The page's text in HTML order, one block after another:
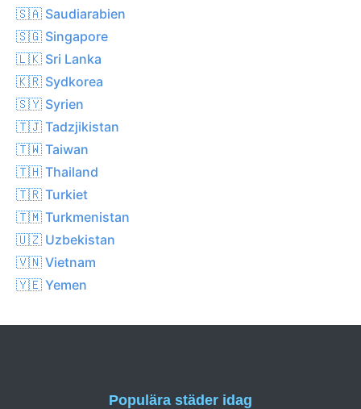
🇸🇦 Saudiarabien
🇸🇬 Singapore
🇱🇰 Sri Lanka
🇰🇷 Sydkorea
🇸🇾 Syrien
🇹🇯 Tadzjikistan
🇹🇼 Taiwan
🇹🇭 Thailand
🇹🇷 Turkiet
🇹🇲 Turkmenistan
🇺🇿 Uzbekistan
🇻🇳 Vietnam
🇾🇪 Yemen
Populära städer idag